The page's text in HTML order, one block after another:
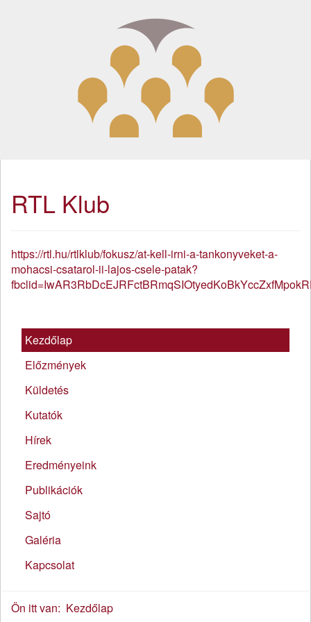
RTL Klub
https://rtl.hu/rtlklub/fokusz/at-kell-irni-a-tankonyveket-a-
mohacsi-csatarol-ii-lajos-csele-patak?
Kezdőlap
Előzmények
Küldetés
Kutatók
Hírek
Eredményeink
Publikációk
Sajtó
Galéria
Kapcsolat
Ön itt van: Kezdőlap